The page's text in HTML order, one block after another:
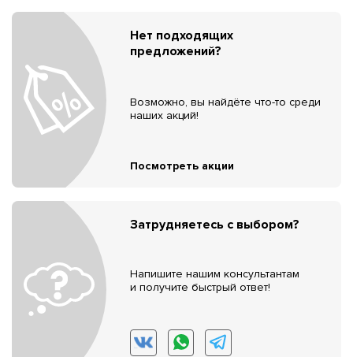
Нет подходящих
предложений?
Возможно, вы найдёте что-то среди
наших акций!
Посмотреть акции
Затрудняетесь с выбором?
Напишите нашим консультантам
и получите быстрый ответ!